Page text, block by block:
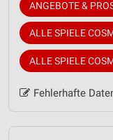
ANGEBOTE &
ALLE SPIELE
ALLE SPIELE
Fehlerhafte